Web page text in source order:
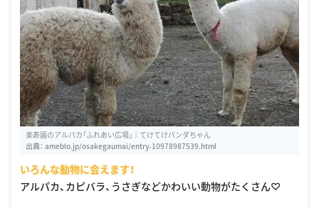
楽寿園のアルパカ「ふれあい広場」｜てけてけパンダちゃん
出典： ameblo.jp/osakegaumai/entry-10978987539.html
いろんな動物に会えます！
アルパカ、カピバラ、うさぎなどかわいい動物がたくさん♡